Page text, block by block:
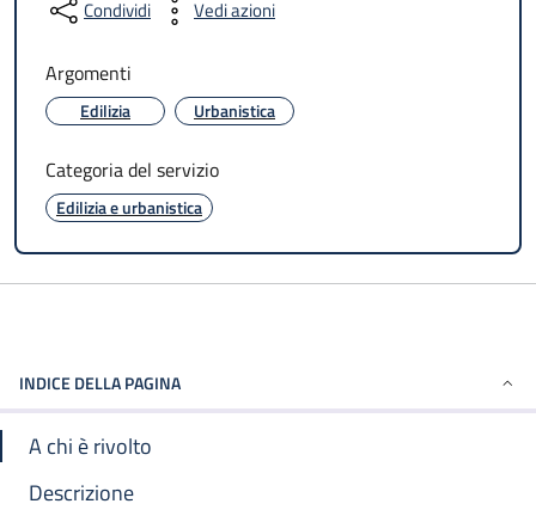
Condividi Vedi azioni
Argomenti
Edilizia Urbanistica
Categoria del servizio
Edilizia e urbanistica
INDICE DELLA PAGINA
A chi è rivolto
Descrizione